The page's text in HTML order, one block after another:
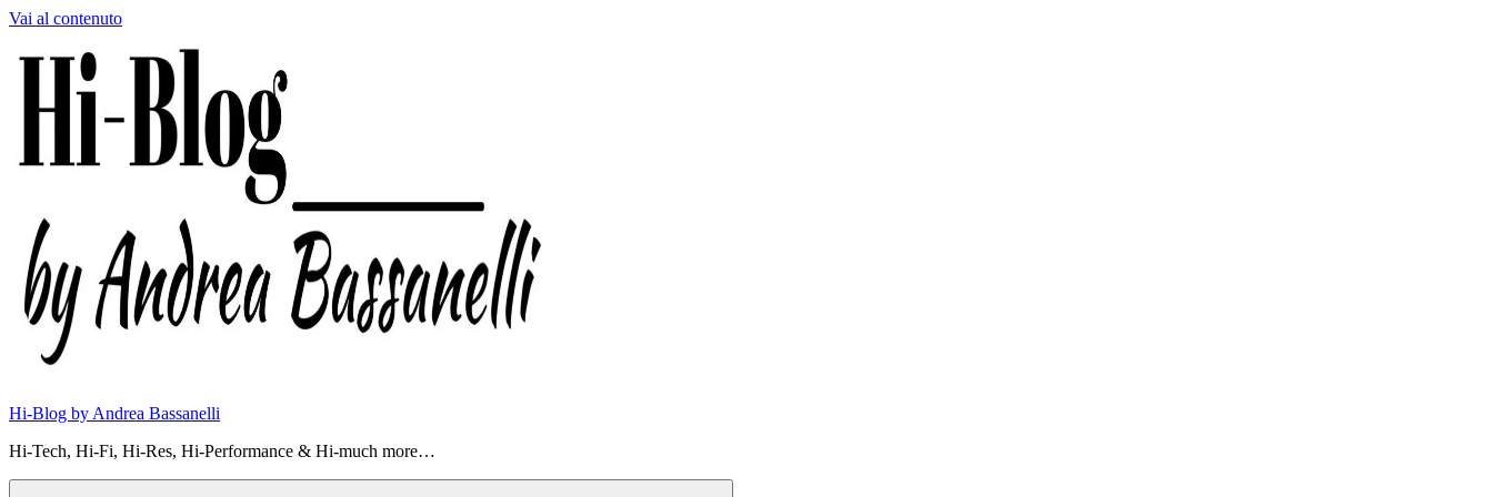
Vai al contenuto
Hi-Blog by Andrea Bassanelli
Hi-Tech, Hi-Fi, Hi-Res, Hi-Performance & Hi-much more…